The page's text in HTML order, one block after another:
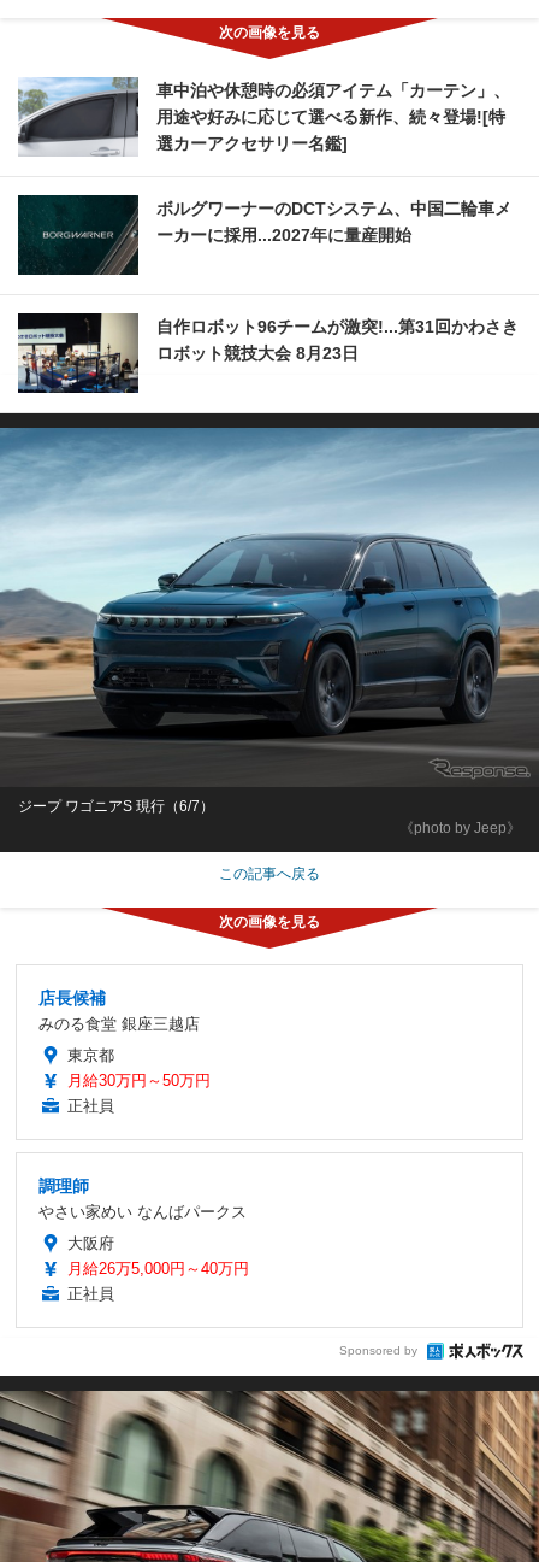
車中泊や休憩時の必須アイテム「カーテン」、
用途や好みに応じて選べる新作、続々登場![特
選カーアクセサリー名鑑]
ボルグワーナーのDCTシステム、中国二輪車メ
ーカーに採用...2027年に量産開始
自作ロボット96チームが激突!...第31回かわさき
ロボット競技大会 8月23日
《photo by Jeep》
ジープ ワゴニアS 現行（6/7）
この記事へ戻る
店長候補
みのる食堂 銀座三越店
東京都
月給30万円～50万円
正社員
調理師
やさい家めい なんばパークス
大阪府
月給26万5,000円～40万円
正社員
Sponsored by